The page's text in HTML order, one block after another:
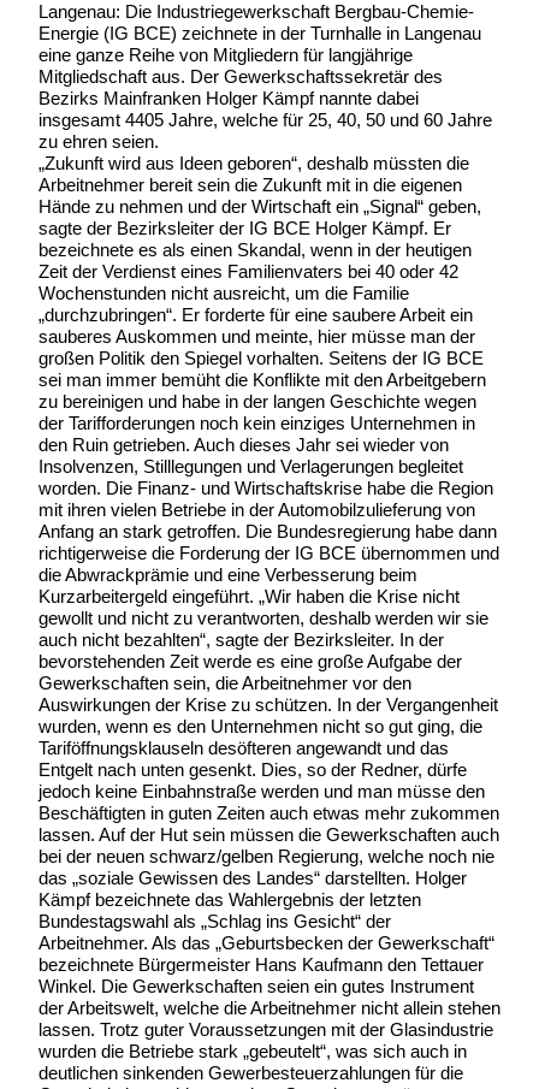
Langenau: Die Industriegewerkschaft Bergbau-Chemie-
Energie (IG BCE) zeichnete in der Turnhalle in Langenau
eine ganze Reihe von Mitgliedern für langjährige
Mitgliedschaft aus. Der Gewerkschaftssekretär des
Bezirks Mainfranken Holger Kämpf nannte dabei
insgesamt 4405 Jahre, welche für 25, 40, 50 und 60 Jahre
zu ehren seien.
„Zukunft wird aus Ideen geboren“, deshalb müssten die
Arbeitnehmer bereit sein die Zukunft mit in die eigenen
Hände zu nehmen und der Wirtschaft ein „Signal“ geben,
sagte der Bezirksleiter der IG BCE Holger Kämpf. Er
bezeichnete es als einen Skandal, wenn in der heutigen
Zeit der Verdienst eines Familienvaters bei 40 oder 42
Wochenstunden nicht ausreicht, um die Familie
„durchzubringen“. Er forderte für eine saubere Arbeit ein
sauberes Auskommen und meinte, hier müsse man der
großen Politik den Spiegel vorhalten. Seitens der IG BCE
sei man immer bemüht die Konflikte mit den Arbeitgebern
zu bereinigen und habe in der langen Geschichte wegen
der Tarifforderungen noch kein einziges Unternehmen in
den Ruin getrieben. Auch dieses Jahr sei wieder von
Insolvenzen, Stilllegungen und Verlagerungen begleitet
worden. Die Finanz- und Wirtschaftskrise habe die Region
mit ihren vielen Betriebe in der Automobilzulieferung von
Anfang an stark getroffen. Die Bundesregierung habe dann
richtigerweise die Forderung der IG BCE übernommen und
die Abwrackprämie und eine Verbesserung beim
Kurzarbeitergeld eingeführt. „Wir haben die Krise nicht
gewollt und nicht zu verantworten, deshalb werden wir sie
auch nicht bezahlten“, sagte der Bezirksleiter. In der
bevorstehenden Zeit werde es eine große Aufgabe der
Gewerkschaften sein, die Arbeitnehmer vor den
Auswirkungen der Krise zu schützen. In der Vergangenheit
wurden, wenn es den Unternehmen nicht so gut ging, die
Tariföffnungsklauseln desöfteren angewandt und das
Entgelt nach unten gesenkt. Dies, so der Redner, dürfe
jedoch keine Einbahnstraße werden und man müsse den
Beschäftigten in guten Zeiten auch etwas mehr zukommen
lassen. Auf der Hut sein müssen die Gewerkschaften auch
bei der neuen schwarz/gelben Regierung, welche noch nie
das „soziale Gewissen des Landes“ darstellten. Holger
Kämpf bezeichnete das Wahlergebnis der letzten
Bundestagswahl als „Schlag ins Gesicht“ der
Arbeitnehmer. Als das „Geburtsbecken der Gewerkschaft“
bezeichnete Bürgermeister Hans Kaufmann den Tettauer
Winkel. Die Gewerkschaften seien ein gutes Instrument
der Arbeitswelt, welche die Arbeitnehmer nicht allein stehen
lassen. Trotz guter Voraussetzungen mit der Glasindustrie
wurden die Betriebe stark „gebeutelt“, was sich auch in
deutlichen sinkenden Gewerbesteuerzahlungen für die